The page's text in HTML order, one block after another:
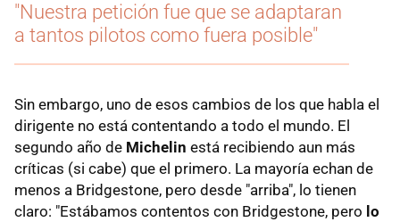
"Nuestra petición fue que se adaptaran
a tantos pilotos como fuera posible"
Sin embargo, uno de esos cambios de los que habla el
dirigente no está contentando a todo el mundo. El
segundo año de Michelin está recibiendo aun más
críticas (si cabe) que el primero. La mayoría echan de
menos a Bridgestone, pero desde "arriba", lo tienen
claro: "Estábamos contentos con Bridgestone, pero lo